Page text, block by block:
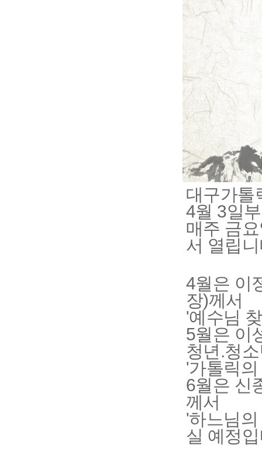
대구가톨
4월 3일
매주 금
서 열립
4월은 이
장)께서
'예수님
5월은 이
청년.청
'가톨릭
6월은 신
께서
'하느님
실 예정